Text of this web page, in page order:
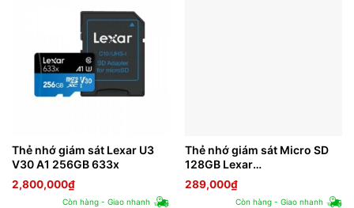
Thẻ nhớ giám sát Lexar U3
V30 A1 256GB 633x
2,800,000₫
Còn hàng - Giao nhanh
Thẻ nhớ giám sát Micro SD
128GB Lexar
LSDMI128BB633A Class 10
UHS-I
289,000₫
Còn hàng - Giao nhanh